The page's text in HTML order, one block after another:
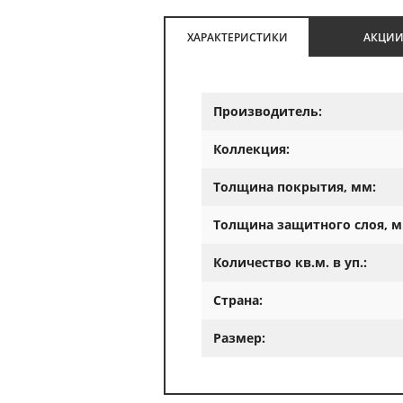
ХАРАКТЕРИСТИКИ
Производитель:
Коллекция:
Толщина покрытия, мм:
Толщина защитного слоя,
Количество кв.м. в уп.:
Страна:
Размер: